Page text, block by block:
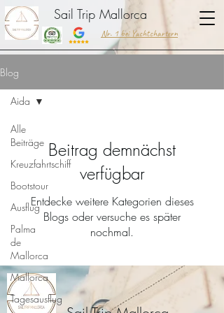
Sail Trip Mallorca
Nr. 1 bei Yachtchartern
Blog
Alle
Beiträge
Kreuzfahrtschiff
Bootstour
Ausflug
Palma
de
Mallorca
Mallorca
Tagesausflug
Aida
Beitrag demnächst
verfügbar
Entdecke weitere Kategorien dieses
Blogs oder versuche es später
nochmal.